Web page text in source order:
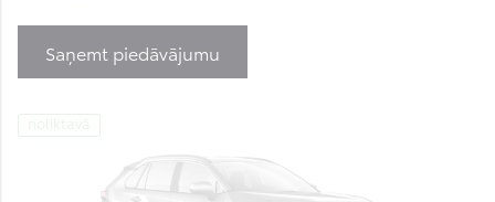
Saņemt piedāvājumu
noliktavā